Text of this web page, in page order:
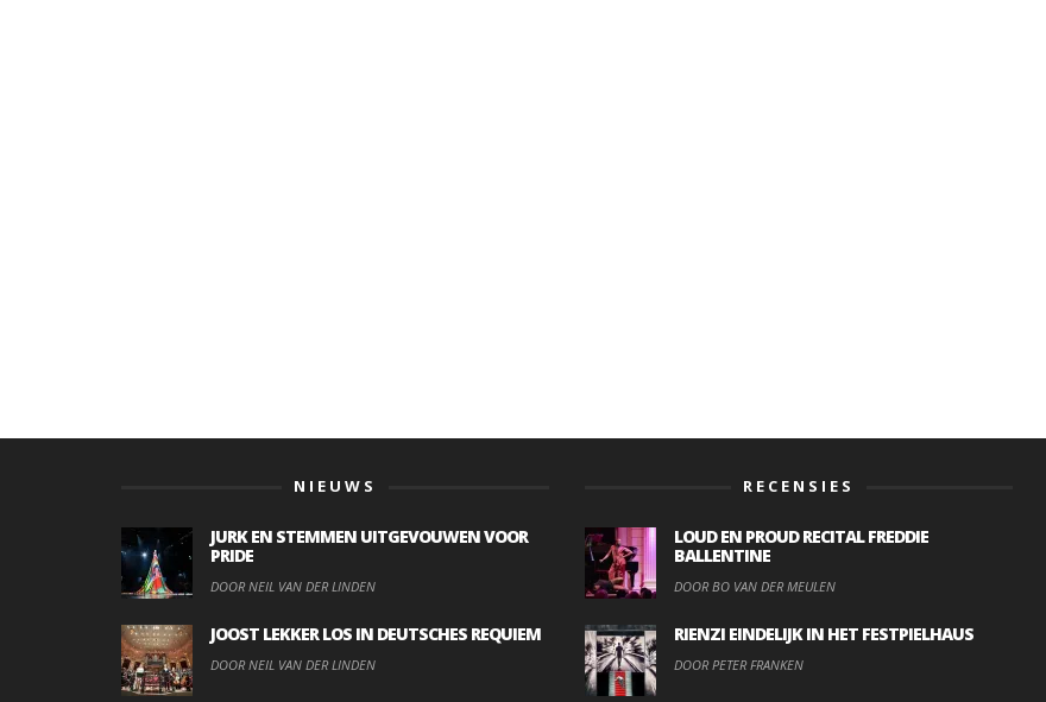
NIEUWS
JURK EN STEMMEN UITGEVOUWEN VOOR
PRIDE
DOOR NEIL VAN DER LINDEN
JOOST LEKKER LOS IN DEUTSCHES REQUIEM
DOOR NEIL VAN DER LINDEN
RECENSIES
LOUD EN PROUD RECITAL FREDDIE
BALLENTINE
DOOR BO VAN DER MEULEN
RIENZI EINDELIJK IN HET FESTPIELHAUS
DOOR PETER FRANKEN